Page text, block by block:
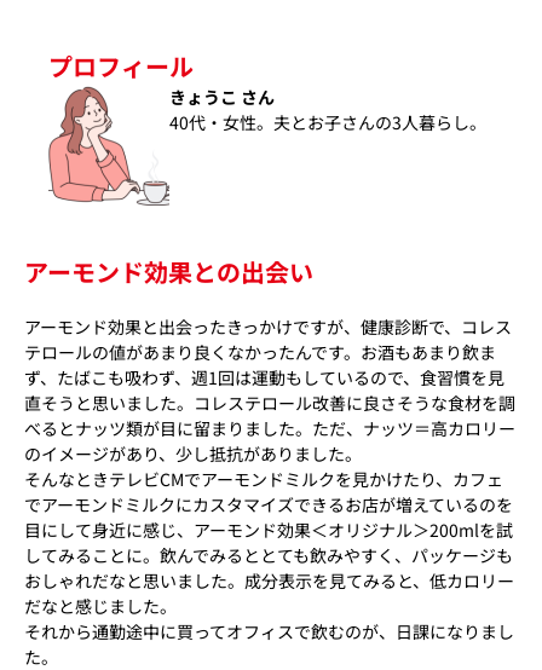
プロフィール
きょうこ さん
40代・女性。夫とお子さんの3人暮らし。
アーモンド効果との出会い
アーモンド効果と出会ったきっかけですが、健康診断で、コレス
テロールの値があまり良くなかったんです。お酒もあまり飲ま
ず、たばこも吸わず、週1回は運動もしているので、食習慣を見
直そうと思いました。コレステロール改善に良さそうな食材を調
べるとナッツ類が目に留まりました。ただ、ナッツ＝高カロリー
のイメージがあり、少し抵抗がありました。
そんなときテレビCMでアーモンドミルクを見かけたり、カフェ
でアーモンドミルクにカスタマイズできるお店が増えているのを
目にして身近に感じ、アーモンド効果＜オリジナル＞200mlを試
してみることに。飲んでみるととても飲みやすく、パッケージも
おしゃれだなと思いました。成分表示を見てみると、低カロリー
だなと感じました。
それから通勤途中に買ってオフィスで飲むのが、日課になりまし
た。